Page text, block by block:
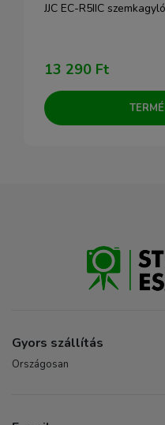
JJC EC-R5IIC
13 290 Ft
Gyors szállítás
Országosan